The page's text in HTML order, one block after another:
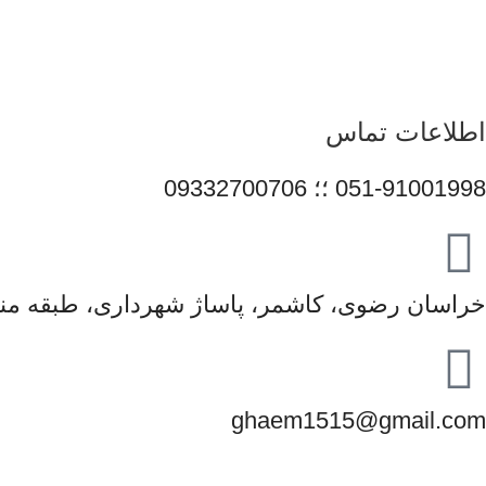
اطلاعات تماس
051-91001998 ؛؛ 09332700706
خراسان رضوی، کاشمر، پاساژ شهرداری، طبقه
ghaem1515@gmail.com